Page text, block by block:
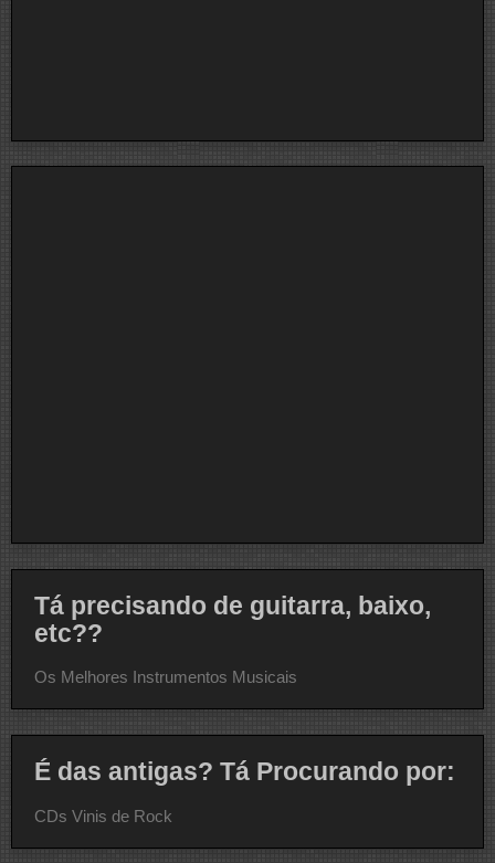
Tá precisando de guitarra, baixo,
etc??
Os Melhores Instrumentos Musicais
É das antigas? Tá Procurando por:
CDs Vinis de Rock